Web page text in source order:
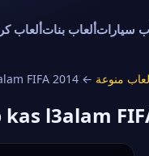
سياراتألعاب بناتألعاب
منوعة ←
FIFA 2014
l3alam